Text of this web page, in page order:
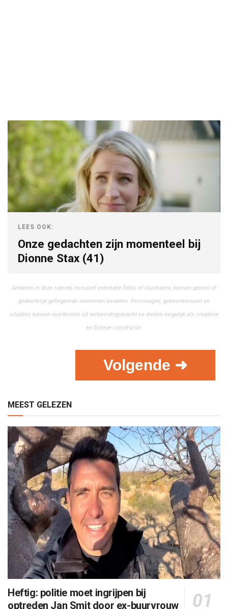
LEES OOK:
Onze gedachten zijn momenteel bij
Dionne Stax (41)
Artikelen in deze rubriek, inclusief eventuele foto's of illustraties, kunnen geheel of
gedeeltelijk gefingeerde elementen bevatten. Personages, gebeurtenissen en
situaties kunnen voortkomen uit verbeeldingskracht en dienen mogelijk als creatieve
en fictieve constructie.
Volgende ➜
MEEST GELEZEN
Heftig: politie moet ingrijpen bij
optreden Jan Smit door ex-buurvrouw